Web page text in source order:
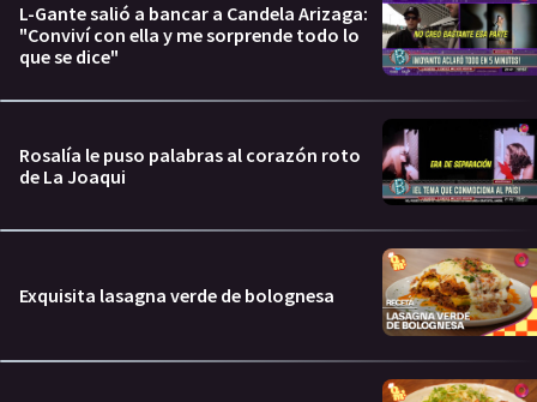
L-Gante salió a bancar a Candela Arizaga:
"Conviví con ella y me sorprende todo lo
que se dice"
Rosalía le puso palabras al corazón roto
de La Joaqui
Exquisita lasagna verde de bolognesa